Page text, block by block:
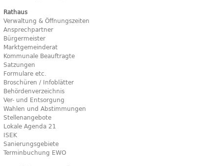
Rathaus
Verwaltung & Öffnungszeiten
Ansprechpartner
Bürgermeister
Marktgemeinderat
Kommunale Beauftragte
Satzungen
Formulare etc.
Broschüren / Infoblätter
Behördenverzeichnis
Ver- und Entsorgung
Wahlen und Abstimmungen
Stellenangebote
Lokale Agenda 21
ISEK
Sanierungsgebiete
Terminbuchung EWO